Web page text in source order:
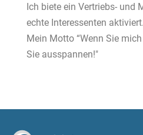
Ich biete ein Vertriebs- und
echte Interessenten aktiviert.
Mein Motto “Wenn Sie
Sie ausspannen!"